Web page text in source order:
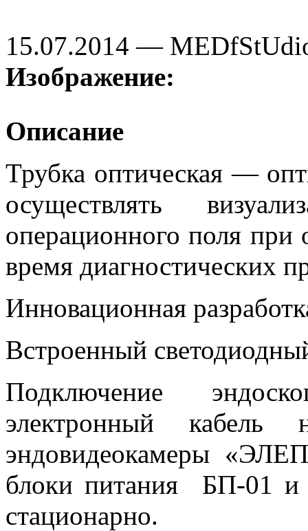
15.07.2014 —
Изображение:
Описание
Трубка оптическая —
осуществлять
операционного поля при
время диагностических
Инновационная
Встроенный
Подключение
электронный кабель
эндовидеокамеры
блоки питания БП-01
стационарно.